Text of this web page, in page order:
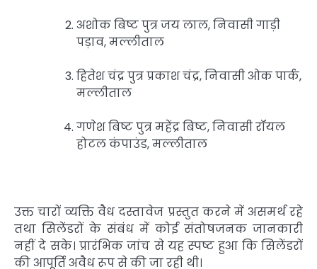
अशोक बिष्ट पुत्र जय लाल, निवासी गाड़ी
पड़ाव, मल्लीताल
हितेश चंद्र पुत्र प्रकाश चंद्र, निवासी ओक पार्क,
मल्लीताल
गणेश बिष्ट पुत्र महेंद्र बिष्ट, निवासी रॉयल
होटल कंपाउंड, मल्लीताल
उक्त चारों व्यक्ति वैध दस्तावेज प्रस्तुत करने में असमर्थ रहे
तथा सिलेंडरों के संबंध में कोई संतोषजनक जानकारी
नहीं दे सके। प्रारंभिक जांच से यह स्पष्ट हुआ कि सिलेंडरों
की आपूर्ति अवैध रूप से की जा रही थी।